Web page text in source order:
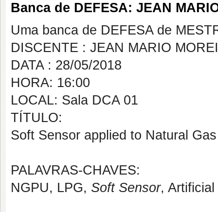
Banca de DEFESA: JEAN
Uma banca de DEFESA de
DISCENTE : JEAN MARIO
DATA : 28/05/2018
HORA: 16:00
LOCAL: Sala DCA 01
TÍTULO:
Soft Sensor applied to Natural
PALAVRAS-CHAVES:
NGPU, LPG, Soft Sensor,